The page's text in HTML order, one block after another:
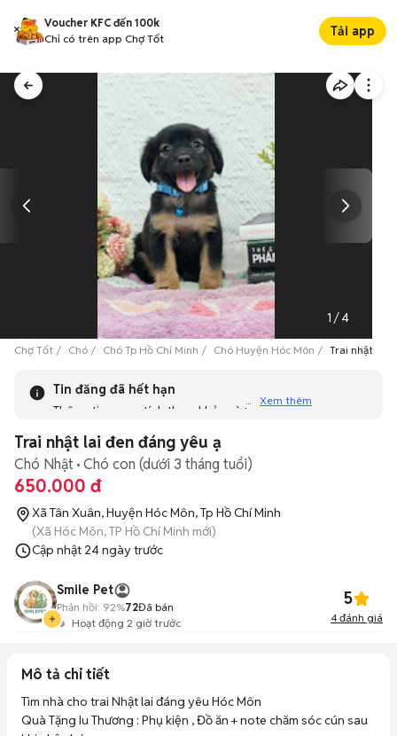
Voucher KFC đến 100k
Chỉ có trên app Chợ Tốt
Tải app
1 /4
Chợ Tốt Chó Chó Tp Hồ Chí Minh Chó Huyện Hóc Môn Trai nhật lai
Tin đăng đã hết hạn
Thông tin mang tính tham khảo và bạn không thể liên hệ
tương tự khác dưới đây nhé!
Xem thêm
Trai nhật lai đen đáng yêu ạ
Chó Nhật Chó con (dưới 3 tháng tuổi)
650.000 đ
Xã Tân Xuân, Huyện Hóc Môn, Tp Hồ Chí Minh
(Xã Hóc Môn, TP Hồ Chí Minh mới)
Cập nhật 24 ngày trước
Smile Pet
Hoạt động 2 giờ trước
Phản hồi: 92%72Đã bán 5
4 đánh giá
Mô tả chi tiết
Tìm nhà cho trai Nhật lai đáng yêu Hóc Môn
Quà Tặng Iu Thương : Phụ kiện , Đồ ăn + note chăm sóc cún sau